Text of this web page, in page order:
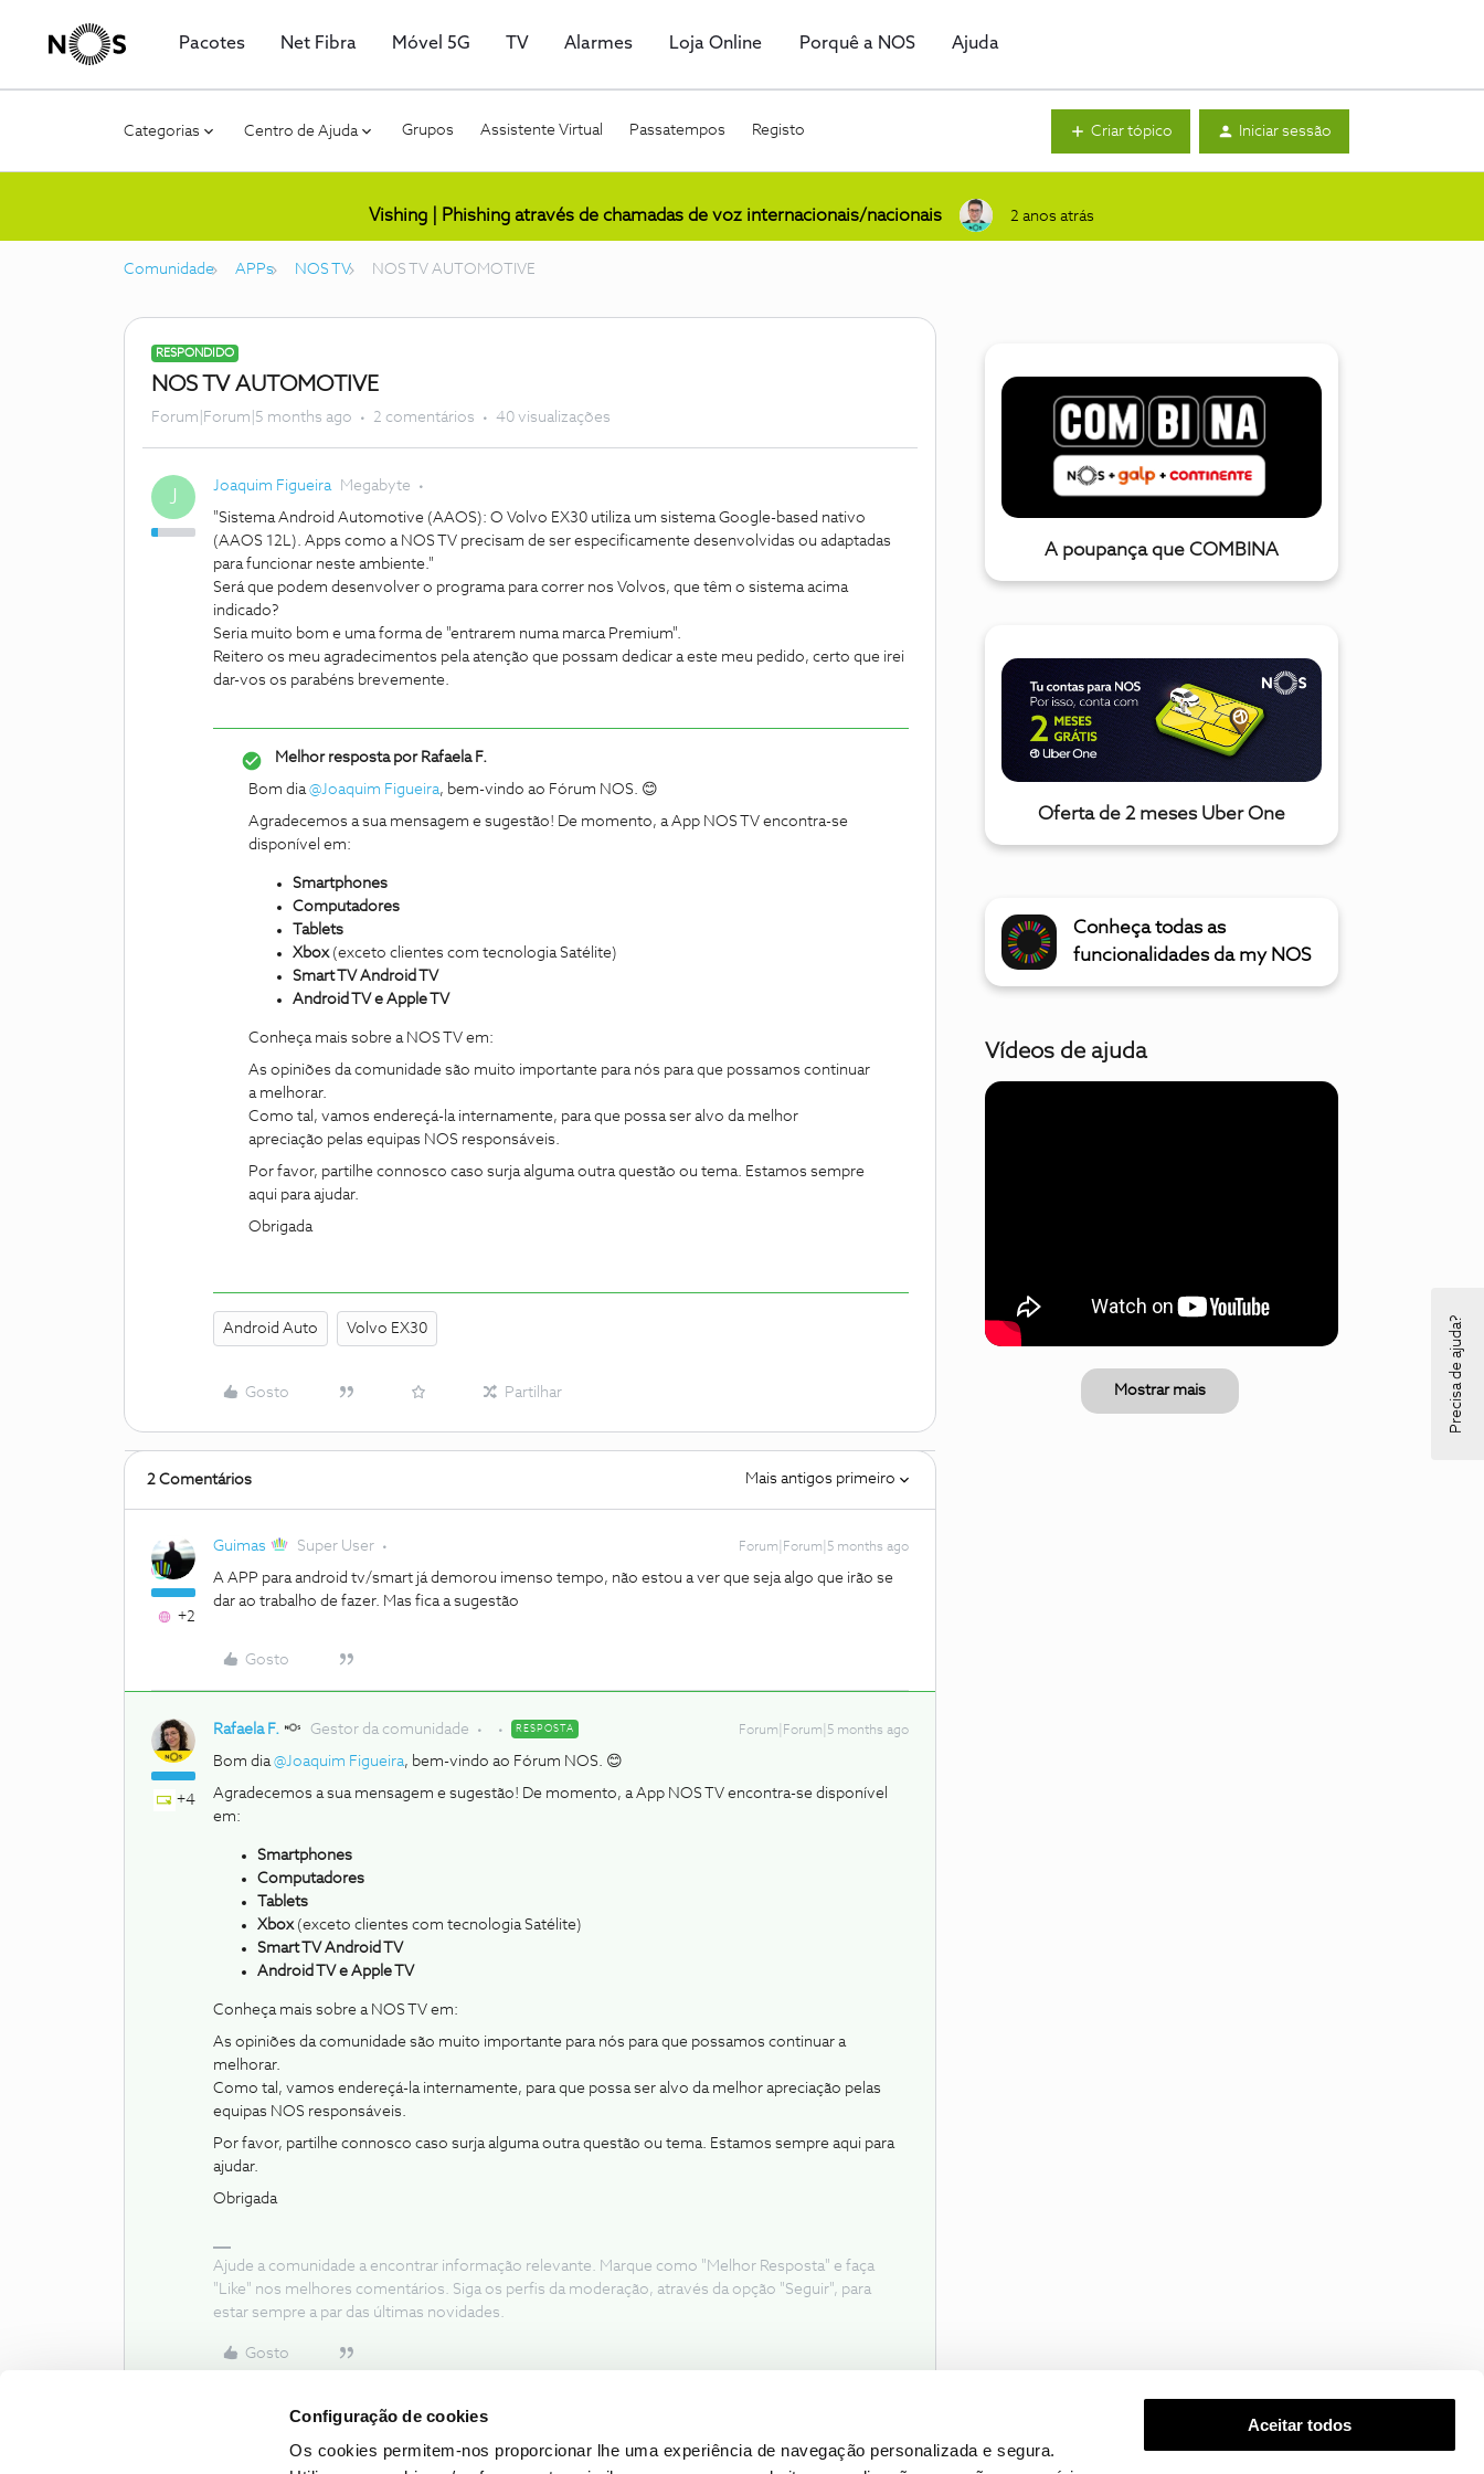
Configuração de cookies
Os cookies permitem-nos proporcionar lhe uma experiência de navegação personalizada e segura.
Aceitar todos
Pacotes Net Fibra Móvel 5G TV Alarmes Loja Online Porquê a NOS Ajuda
Categorias Centro de Ajuda Grupos Assistente Virtual Passatempos Registo Criar tópico Iniciar sessão
Vishing | Phishing através de chamadas de voz internacionais/nacionais 2 anos atrás
Comunidade APPs NOS TV NOS TV AUTOMOTIVE
RESPONDIDO
NOS TV AUTOMOTIVE
Forum|Forum|5 months ago 2 comentários 40 visualizações
J Joaquim Figueira Megabyte
"Sistema Android Automotive (AAOS): O Volvo EX30 utiliza um sistema Google-based nativo
(AAOS 12L). Apps como a NOS TV precisam de ser especificamente desenvolvidas ou adaptadas
para funcionar neste ambiente."
Será que podem desenvolver o programa para correr nos Volvos, que têm o sistema acima
indicado?
Seria muito bom e uma forma de "entrarem numa marca Premium".
Reitero os meu agradecimentos pela atenção que possam dedicar a este meu pedido, certo que irei
dar-vos os parabéns brevemente.
Melhor resposta porRafaela F.
Bom dia ​@Joaquim Figueira, bem-vindo ao Fórum NOS. 😊
Agradecemos a sua mensagem e sugestão! De momento, a App NOS TV encontra-se
disponível em:
Smartphones
Computadores
Tablets
Xbox(exceto clientes com tecnologia Satélite)
Smart TV Android TV
Android TV e Apple TV
Conheça mais sobre a NOS TV em:
As opiniões da comunidade são muito importante para nós para que possamos continuar
a melhorar.
Como tal, vamos endereçá-la internamente, para que possa ser alvo da melhor
apreciação pelas equipas NOS responsáveis.
Por favor, partilhe connosco caso surja alguma outra questão ou tema. Estamos sempre
aqui para ajudar.
Obrigada
Android Auto Volvo EX30
Gosto Partilhar
2 Comentários Mais antigos primeiro
+2
Guimas Super User Forum|Forum|5 months ago
A APP para android tv/smart já demorou imenso tempo, não estou a ver que seja algo que irão se
dar ao trabalho de fazer. Mas fica a sugestão
Gosto
+4
Rafaela F. Gestor da comunidade RESPOSTA Forum|Forum|5 months ago
Bom dia ​@Joaquim Figueira, bem-vindo ao Fórum NOS. 😊
Agradecemos a sua mensagem e sugestão! De momento, a App NOS TV encontra-se disponível
em:
Smartphones
Computadores
Tablets
Xbox(exceto clientes com tecnologia Satélite)
Smart TV Android TV
Android TV e Apple TV
Conheça mais sobre a NOS TV em:
As opiniões da comunidade são muito importante para nós para que possamos continuar a
melhorar.
Como tal, vamos endereçá-la internamente, para que possa ser alvo da melhor apreciação pelas
equipas NOS responsáveis.
Por favor, partilhe connosco caso surja alguma outra questão ou tema. Estamos sempre aqui para
ajudar.
Obrigada
Ajude a comunidade a encontrar informação relevante. Marque como "Melhor Resposta" e faça
"Like" nos melhores comentários. Siga os perfis da moderação, através da opção "Seguir", para
estar sempre a par das últimas novidades.
Gosto
A poupança que COMBINA
Oferta de 2 meses Uber One
Conheça todas as
funcionalidades da my NOS
Vídeos de ajuda
Mostrar mais Precisa de ajuda?